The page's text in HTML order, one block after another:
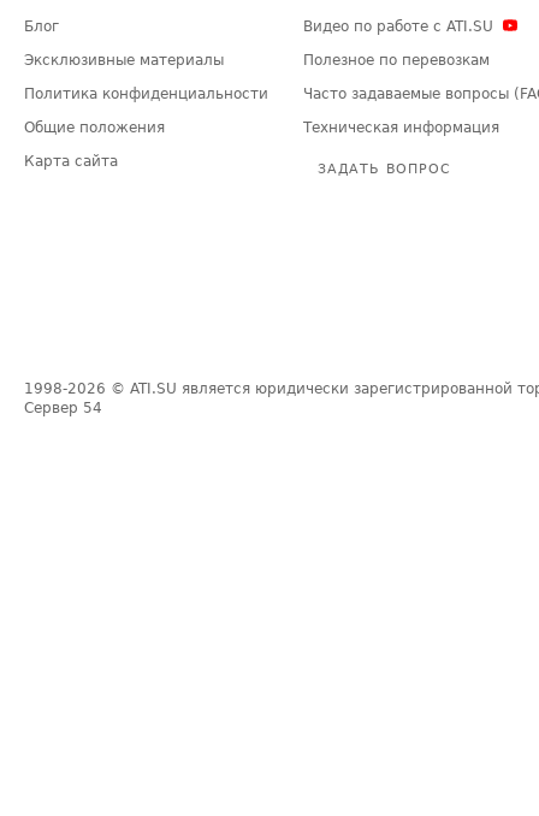
Блог
Эксклюзивные материалы
Политика конфиденциальности
Общие положения
Карта сайта
Видео по работе с ATI.SU
Полезное по перевозкам
Часто задаваемые вопросы
Техническая информация
ЗАДАТЬ ВОПРОС
1998-2026 © ATI.SU является юридически зарегистрированной
Сервер 54